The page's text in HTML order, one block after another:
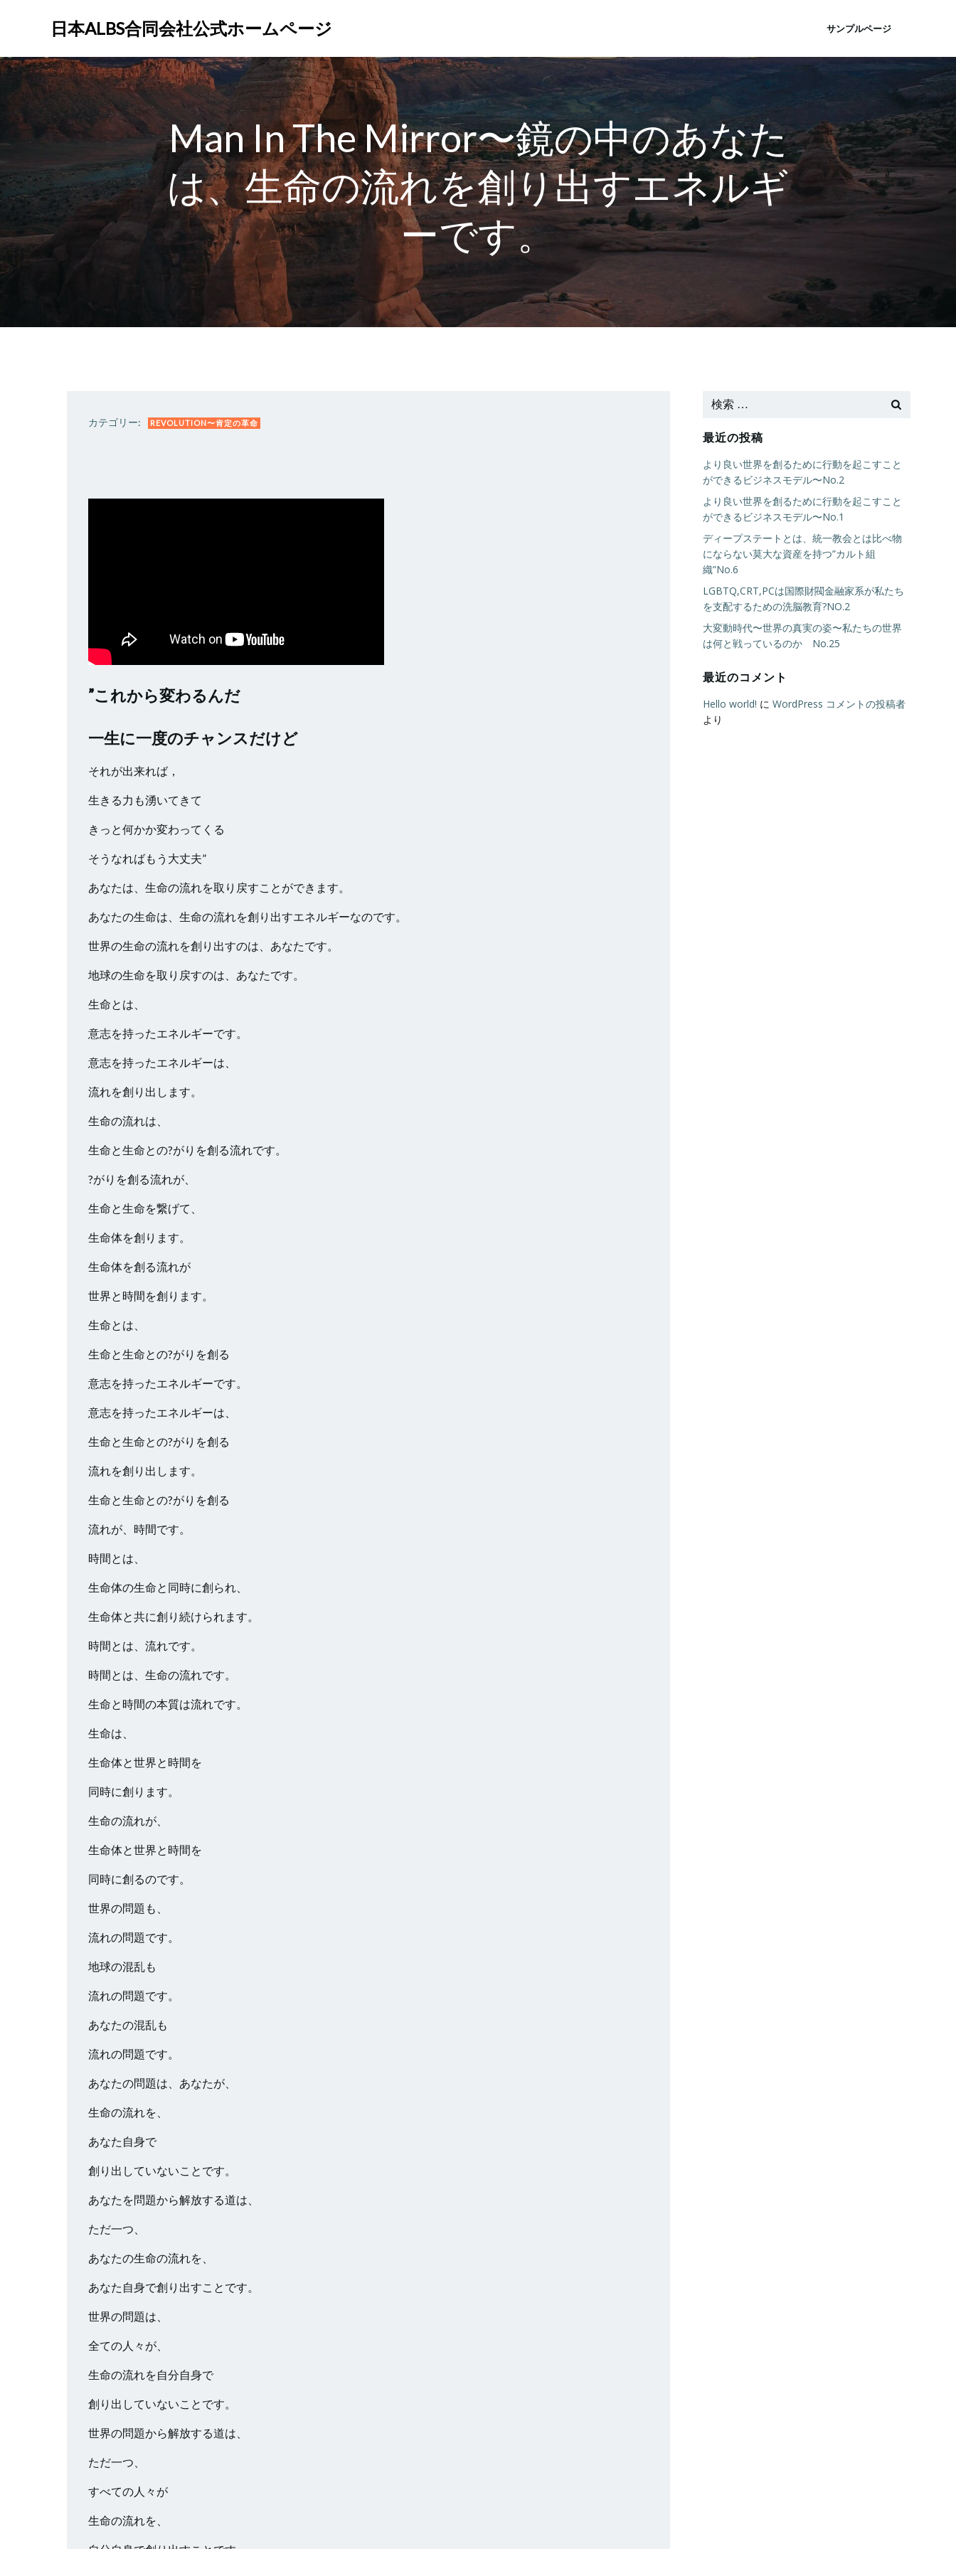
ン
ツ
ッ
日本ALBS合同会社公式ホームページ サンプルページ
Man In The Mirror〜鏡の中のあなた
は、生命の流れを創り出すエネルギ
ーです。
カテゴリー: REVOLUTION〜肯定の革命
”これから変わるんだ
一生に一度のチャンスだけど
それが出来れば，
生きる力も湧いてきて
きっと何かか変わってくる
そうなればもう大丈夫”
あなたは、生命の流れを取り戻すことができます。
あなたの生命は、生命の流れを創り出すエネルギーなのです。
世界の生命の流れを創り出すのは、あなたです。
地球の生命を取り戻すのは、あなたです。
生命とは、
意志を持ったエネルギーです。
意志を持ったエネルギーは、
流れを創り出します。
生命の流れは、
生命と生命との?がりを創る流れです。
?がりを創る流れが、
生命と生命を繋げて、
生命体を創ります。
生命体を創る流れが
世界と時間を創ります。
生命とは、
生命と生命との?がりを創る
意志を持ったエネルギーです。
意志を持ったエネルギーは、
生命と生命との?がりを創る
流れを創り出します。
生命と生命との?がりを創る
流れが、時間です。
時間とは、
生命体の生命と同時に創られ、
生命体と共に創り続けられます。
時間とは、流れです。
時間とは、生命の流れです。
生命と時間の本質は流れです。
生命は、
生命体と世界と時間を
同時に創ります。
生命の流れが、
生命体と世界と時間を
同時に創るのです。
世界の問題も、
流れの問題です。
地球の混乱も
流れの問題です。
あなたの混乱も
流れの問題です。
あなたの問題は、あなたが、
生命の流れを、
あなた自身で
創り出していないことです。
あなたを問題から解放する道は、
ただ一つ、
あなたの生命の流れを、
あなた自身で創り出すことです。
世界の問題は、
全ての人々が、
生命の流れを自分自身で
創り出していないことです。
世界の問題から解放する道は、
ただ一つ、
すべての人々が
生命の流れを、
最近の投稿
より良い世界を創るために行動を起こすこと
ができるビジネスモデル〜No.2
より良い世界を創るために行動を起こすこと
ができるビジネスモデル〜No.1
ディープステートとは、統一教会とは比べ物
にならない莫大な資産を持つ”カルト組
織”No.6
LGBTQ,CRT,PCは国際財閥金融家系が私たち
を支配するための洗脳教育?NO.2
大変動時代〜世界の真実の姿〜私たちの世界
は何と戦っているのか No.25
最近のコメント
Hello world! に WordPress コメントの投稿者
より